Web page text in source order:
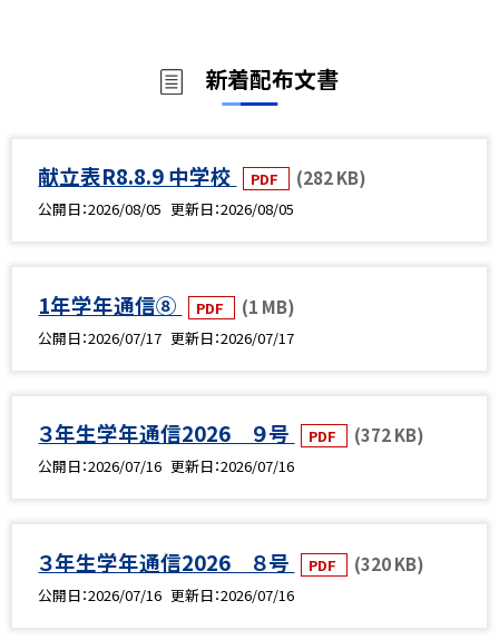
新着配布文書
献立表R8.8.9 中学校 PDF (282 KB)
公開日 2026/08/05 更新日 2026/08/05
1年学年通信⑧ PDF (1 MB)
公開日 2026/07/17 更新日 2026/07/17
３年生学年通信2026 ９号 PDF (372 KB)
公開日 2026/07/16 更新日 2026/07/16
３年生学年通信2026 ８号 PDF (320 KB)
公開日 2026/07/16 更新日 2026/07/16